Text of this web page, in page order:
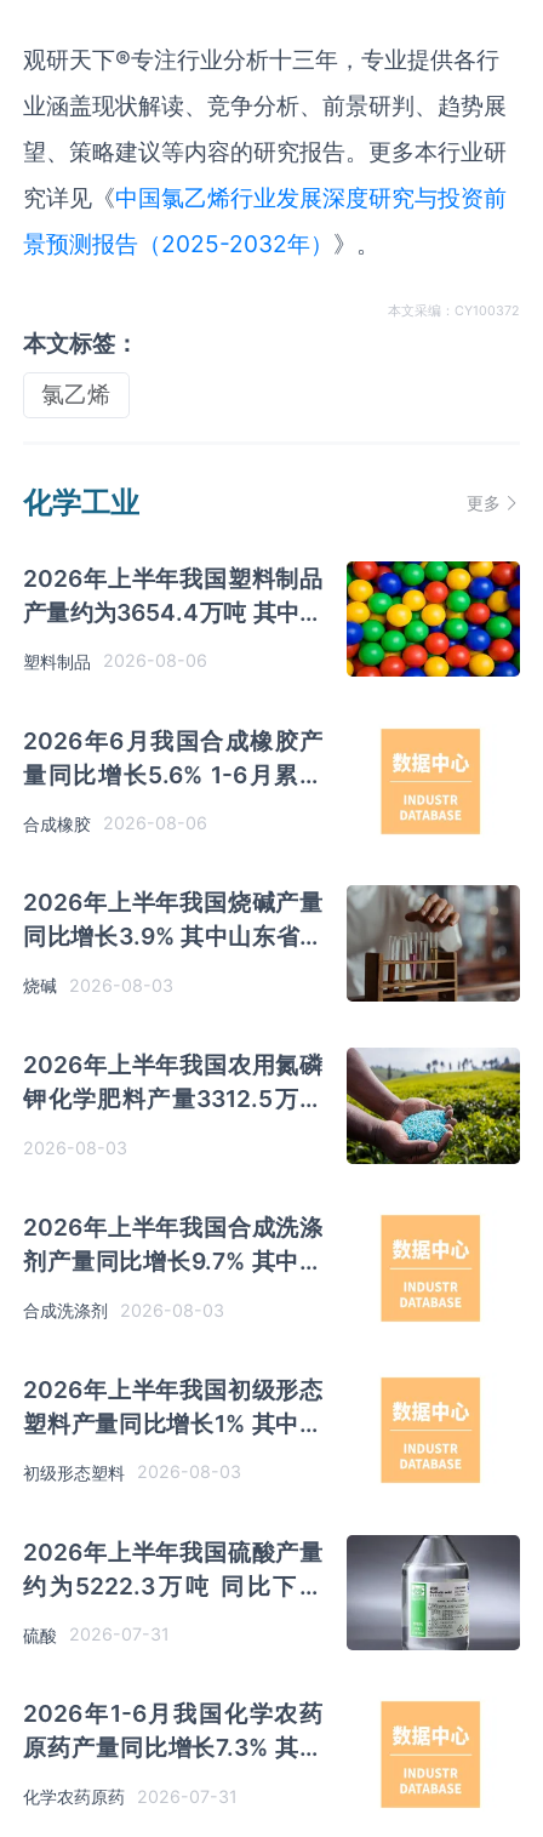
观研天下®专注行业分析十三年，专业提供各行
业涵盖现状解读、竞争分析、前景研判、趋势展
望、策略建议等内容的研究报告。更多本行业研
究详见《中国‌‌氯乙烯‌‌行业发展深度研究与投资前
景预测报告（2025-2032年） 》。
本文采编：CY100372
本文标签：
氯乙烯
化学工业 更多
2026年上半年我国塑料制品
产量约为3654.4万吨 其中江
苏、浙江产量分别占比
18.9%、16.0%
塑料制品 2026-08-06
2026年6月我国合成橡胶产
量同比增长5.6% 1-6月累计
合成橡胶 2026-08-06
2026年上半年我国烧碱产量
同比增长3.9% 其中山东省产
量最多 占比28.7%
烧碱 2026-08-03
2026年上半年我国农用氮磷
钾化学肥料产量3312.5万吨
2026-08-03
2026年上半年我国合成洗涤
剂产量同比增长9.7% 其中广
东以超百万吨产量排名第一
合成洗涤剂 2026-08-03
2026年上半年我国初级形态
塑料产量同比增长1% 其中浙
12.17%、12.06%
初级形态塑料 2026-08-03
2026年上半年我国硫酸产量
约为5222.3万吨 同比下降
排名第一
硫酸 2026-07-31
2026年1-6月我国化学农药
原药产量同比增长7.3% 其中
山东、江苏、内蒙古分别排名
前三
化学农药原药 2026-07-31